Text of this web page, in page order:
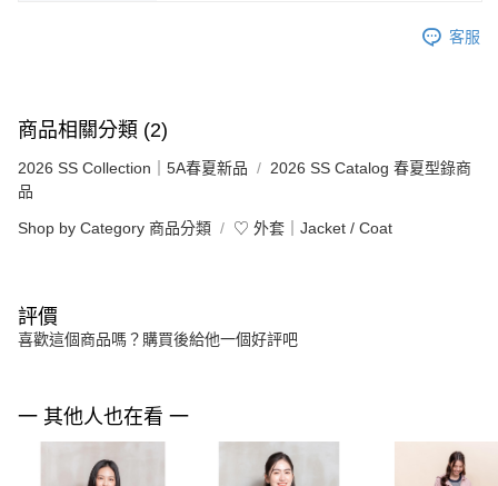
客服
商品相關分類 (2)
2026 SS Collection｜5A春夏新品
2026 SS Catalog 春夏型錄商
品
Shop by Category 商品分類 ♡ 外套｜Jacket / Coat
評價
喜歡這個商品嗎？購買後給他一個好評吧
一 其他人也在看 一